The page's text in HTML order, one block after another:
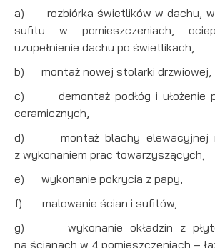
a) rozbiórka świetlików w dachu,
sufitu w pomieszczeniach,
uzupełnienie dachu po świetlikach,
b) montaż nowej stolarki drzwiowej,
c) demontaż podłóg i ułożenie
ceramicznych,
d) montaż blachy elewacyjnej
z wykonaniem prac towarzyszących,
e) wykonanie pokrycia z papy,
f) malowanie ścian i sufitów,
g) wykonanie okładzin z
na ścianach w 4 pomieszczeniach –